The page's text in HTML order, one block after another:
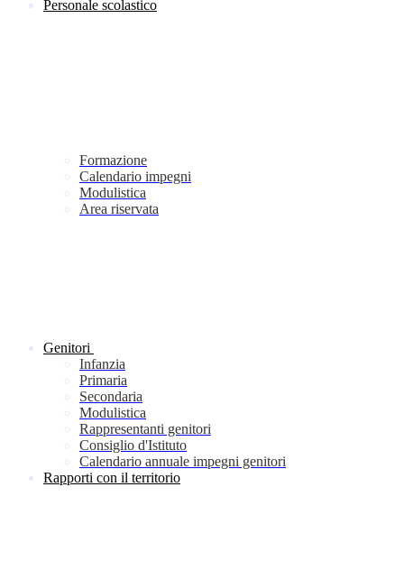
Personale scolastico
Formazione
Calendario impegni
Modulistica
Area riservata
Genitori
Infanzia
Primaria
Secondaria
Modulistica
Rappresentanti genitori
Consiglio d'Istituto
Calendario annuale impegni genitori
Rapporti con il territorio